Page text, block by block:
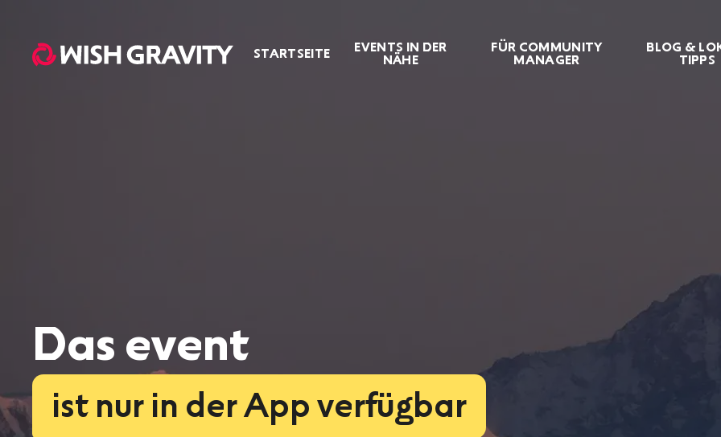
STARTSEITE EVENTS IN DER
NÄHE
FÜR COMMUNITY
MANAGER
BLOG &
TIPPS
Das event
ist nur in der App verfügbar